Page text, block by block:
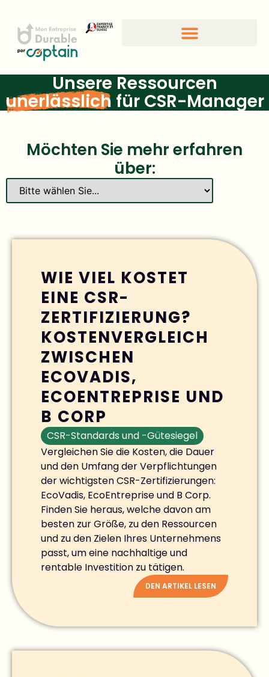
Unsere Ressourcen
unerlässlich für CSR-Manager
Möchten Sie mehr erfahren
über:
WIE VIEL KOSTET
EINE CSR-
ZERTIFIZIERUNG?
KOSTENVERGLEICH
ZWISCHEN
ECOVADIS,
ECOENTREPRISE UND
B CORP
CSR-Standards und -Gütesiegel
Vergleichen Sie die Kosten, die Dauer
und den Umfang der Verpflichtungen
der wichtigsten CSR-Zertifizierungen:
EcoVadis, EcoEntreprise und B Corp.
Finden Sie heraus, welche davon am
besten zur Größe, zu den Ressourcen
und zu den Zielen Ihres Unternehmens
passt, um eine nachhaltige und
rentable Investition zu tätigen.
DEN ARTIKEL LESEN